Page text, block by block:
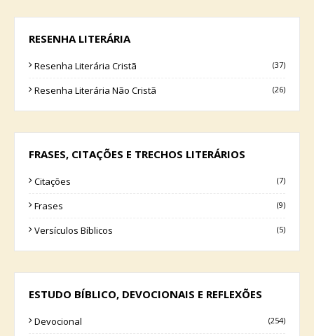
RESENHA LITERÁRIA
Resenha Literária Cristã (37)
Resenha Literária Não Cristã (26)
FRASES, CITAÇÕES E TRECHOS LITERÁRIOS
Citações (7)
Frases (9)
Versículos Bíblicos (5)
ESTUDO BÍBLICO, DEVOCIONAIS E REFLEXÕES
Devocional (254)